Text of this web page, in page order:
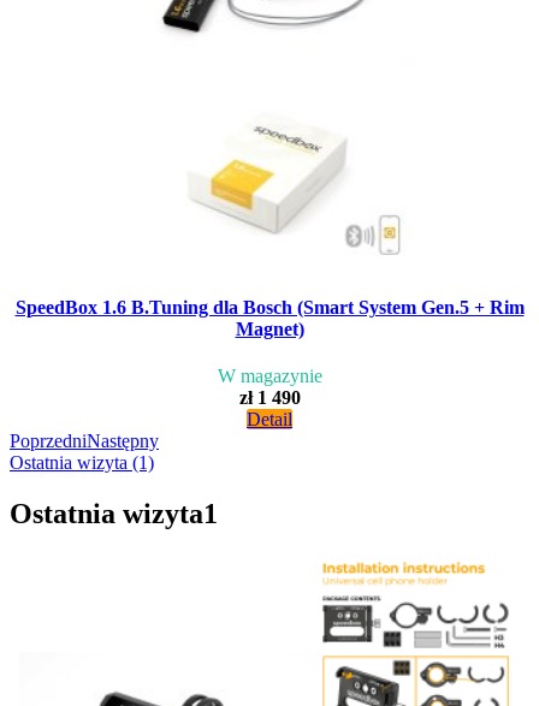
SpeedBox 1.6 B.Tuning dla Bosch (Smart System Gen.5 + Rim
Magnet)
W magazynie
zł 1 490
Detail
PoprzedniNastępny
Ostatnia wizyta (1)
Ostatnia wizyta1